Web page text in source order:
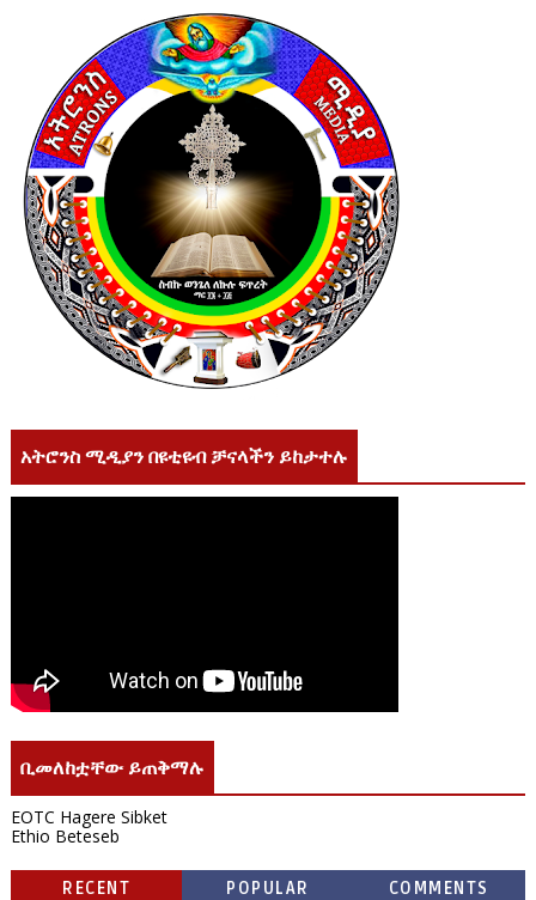
አትሮንስ ሚዲያን በዩቲዩብ ቻናላችን ይከታተሉ
ቢመለከቷቸው ይጠቅማሉ
EOTC Hagere Sibket
Ethio Beteseb
RECENT POPULAR COMMENTS